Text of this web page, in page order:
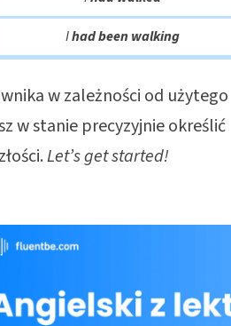
Ihad been walking
w zależności od użytego
w stanie precyzyjnie określić
Let’s get started!